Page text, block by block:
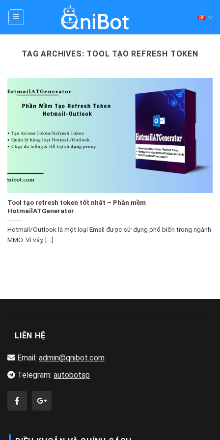
TAG ARCHIVES: TOOL TẠO REFRESH TOKEN
Tool tạo refresh token tốt nhất – Phần mềm
HotmailATGenerator
Hotmail/Outlook là một loại Email được sử dụng phổ biến trong ngành
MMO. Vì vậy, [...]
LIÊN HỆ
Email: admin@qnibot.com
Telegram: autobotsp